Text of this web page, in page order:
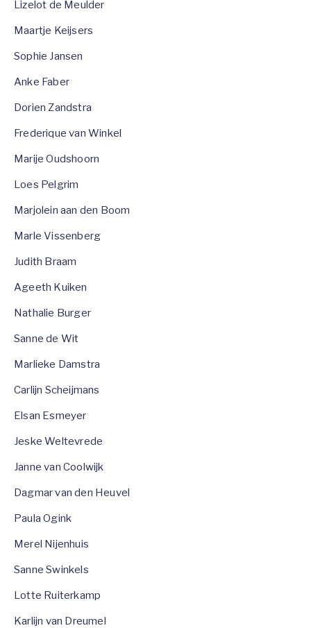
Lizelot de Meulder
Maartje Keijsers
Sophie Jansen
Anke Faber
Dorien Zandstra
Frederique van Winkel
Marije Oudshoorn
Loes Pelgrim
Marjolein aan den Boom
Marle Vissenberg
Judith Braam
Ageeth Kuiken
Nathalie Burger
Sanne de Wit
Marlieke Damstra
Carlijn Scheijmans
Elsan Esmeyer
Jeske Weltevrede
Janne van Coolwijk
Dagmar van den Heuvel
Paula Ogink
Merel Nijenhuis
Sanne Swinkels
Lotte Ruiterkamp
Karlijn van Dreumel